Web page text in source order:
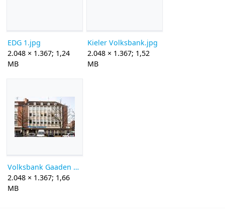
EDG 1.jpg
2.048 × 1.367; 1,24
MB
Kieler Volksbank.jpg
2.048 × 1.367; 1,52
MB
Volksbank Gaaden 1.jpg
2.048 × 1.367; 1,66
MB